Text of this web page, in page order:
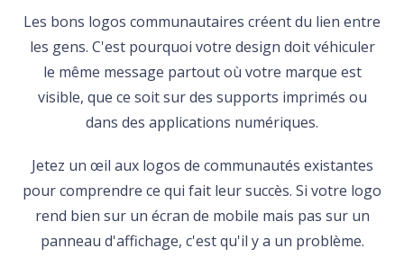
Les bons logos communautaires créent du lien entre
les gens. C'est pourquoi votre design doit véhiculer
le même message partout où votre marque est
visible, que ce soit sur des supports imprimés ou
dans des applications numériques.
Jetez un œil aux logos de communautés existantes
pour comprendre ce qui fait leur succès. Si votre logo
rend bien sur un écran de mobile mais pas sur un
panneau d'affichage, c'est qu'il y a un problème.